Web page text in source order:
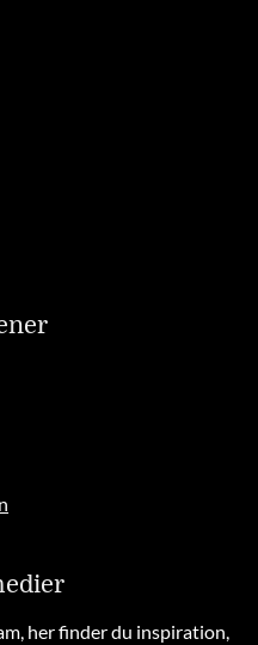
her finder du inspiration,